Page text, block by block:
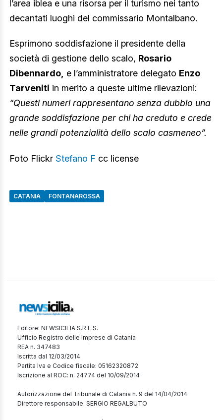
l’area iblea e una risorsa per il turismo nei tanto
decantati luoghi del commissario Montalbano.
Esprimono soddisfazione il presidente della
società di gestione dello scalo, Rosario
Dibennardo, e l’amministratore delegato Enzo
Tarveniti in merito a queste ultime rilevazioni:
“Questi numeri rappresentano senza dubbio una
grande soddisfazione per chi ha creduto e crede
nelle grandi potenzialità dello scalo casmeneo”.
Foto Flickr Stefano F cc license
CATANIA FONTANAROSSA
Editore: NEWSICILIA S.R.L.S.
Ufficio Registro delle Imprese di Catania
REA n. 347483
Iscritta dal 12/03/2014
Partita Iva e Codice fiscale: 05162320872
Iscrizione al ROC: n. 24774 del 10/09/2014
Autorizzazione del Tribunale di Catania n. 9 del 14/04/2014
Direttore responsabile: SERGIO REGALBUTO